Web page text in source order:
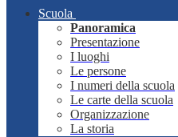
Scuola
Panoramica
Presentazione
I luoghi
Le persone
I numeri della scuola
Le carte della scuola
Organizzazione
La storia